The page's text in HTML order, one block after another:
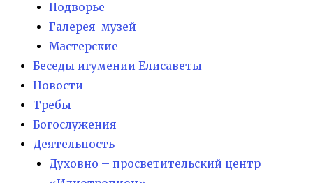
Подворье
Галерея-музей
Мастерские
Беседы игумении Елисаветы
Новости
Требы
Богослужения
Деятельность
Духовно – просветительский центр